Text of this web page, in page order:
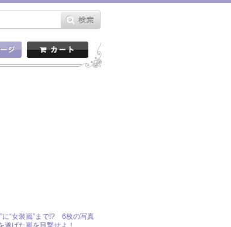
に“女装嵐”まで!? 6枚の写真
遂げた嵐を目撃せよ！